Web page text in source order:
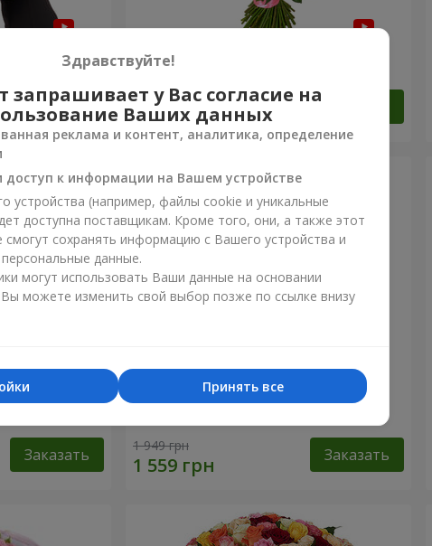
Заказать
101 разноцветная роза
8 306 грн
Заказать
Корзина "Ангелочек"
1 949 грн Заказать
Здравствуйте!
запрашивает у Вас согласие на
Ваших данных
реклама и контент, аналитика, определение
доступ к информации на Вашем устройстве
устройства (например, файлы cookie и уникальные
доступна поставщикам. Кроме того, они, а также этот
смогут сохранять информацию с Вашего устройства и
данные.
могут использовать Ваши данные на основании
Вы можете изменить свой выбор позже по ссылке внизу
Принять все